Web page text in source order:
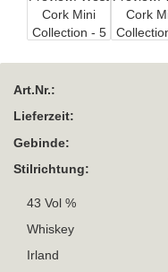
Art.Nr.:
Lieferzeit:
Gebinde:
Stilrichtung:
43 Vol %
Whiskey
Irland